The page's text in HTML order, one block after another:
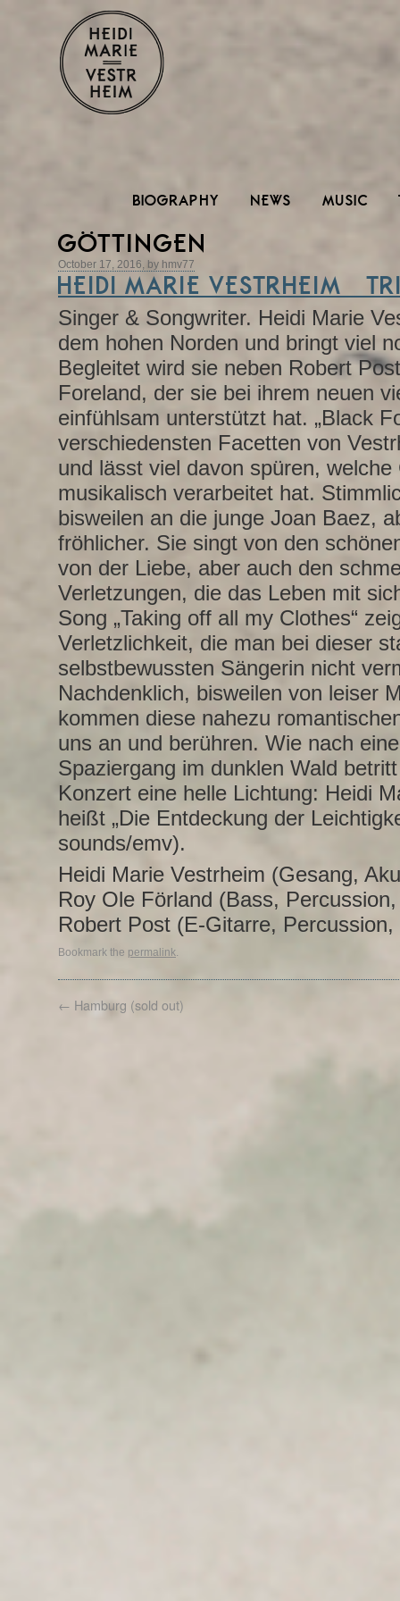
BIOGRAPHY NEWS MUSIC
GÖTTINGEN
October 17, 2016, by hmv77
HEIDI MARIE VESTRHEIM
Singer & Songwriter. Heidi Marie
dem hohen Norden und bringt viel
Begleitet wird sie neben Robert
Foreland, der sie bei ihrem neuen
einfühlsam unterstützt hat. „Black
verschiedensten Facetten von
und lässt viel davon spüren,
musikalisch verarbeitet hat.
bisweilen an die junge Joan Baez,
fröhlicher. Sie singt von den
von der Liebe, aber auch den
Verletzungen, die das Leben mit
Song „Taking off all my Clothes“
Verletzlichkeit, die man bei dieser
selbstbewussten Sängerin nicht
Nachdenklich, bisweilen von leiser
kommen diese nahezu
uns an und berühren. Wie nach
Spaziergang im dunklen Wald
Konzert eine helle Lichtung: Heidi
heißt „Die Entdeckung der
sounds/emv).
Heidi Marie Vestrheim (Gesang,
Roy Ole Förland (Bass,
Robert Post (E-Gitarre,
Bookmark the permalink.
← Hamburg (sold out)